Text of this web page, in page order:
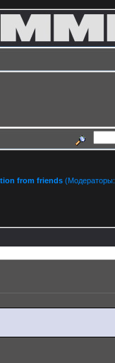
from friends (Модераторы: